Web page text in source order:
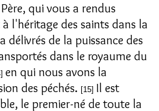
qui vous a rendus
l'héritage des saints dans la
délivrés de la puissance des
dans le royaume du
en qui nous avons la
des péchés. [15] Il est
le premier-né de toute la